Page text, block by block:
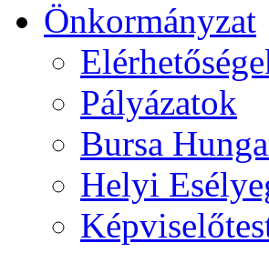
Önkormányzat
Pályázatok
Bursa
Helyi